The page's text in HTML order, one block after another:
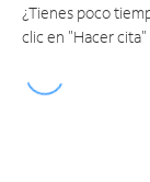
¿Tienes poco
clic en "Hacer